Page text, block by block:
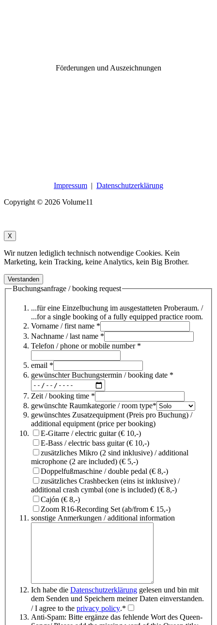
Förderungen und Auszeichnungen
Impressum | Datenschutzerklärung
Copyright © 2026 Volume11
X
Wir nutzen lediglich technisch notwendige Cookies. Kein
Marketing, kein Tracking, keine Analytics, kein Big Brother.
Verstanden
Buchungsanfrage / booking request
...für eine Einzelbuchung im ausgestatteten Proberaum. /
...for a single booking of a fully equipped practice room.
Vorname / first name *
Nachname / last name *
Telefon / phone or mobile number *
email *
gewünschter Buchungstermin / booking date *
Zeit / booking time *
gewünschte Raumkategorie / room type*
gewünschtes Zusatzequipment (Preis pro Buchung) /
additional equipment (price per booking)
E-Gitarre / electric guitar (€ 10,-)
E-Bass / electric bass guitar (€ 10,-)
zusätzliches Mikro (2 sind inklusive) / additional
microphone (2 are included) (€ 5,-)
Doppelfußmaschine / double pedal (€ 8,-)
zusätzliches Crashbecken (eins ist inklusive) /
additional crash cymbal (one is included) (€ 8,-)
Cajón (€ 8,-)
Zoom R16-Recording Set (ab/from € 15,-)
sonstige Anmerkungen / additional information
Ich habe die Datenschutzerklärung gelesen und bin mit
dem Senden und Speichern meiner Daten einverstanden.
/ I agree to the privacy policy.*
Anti-Spam: Bitte ergänze das fehlende Wort des Queen-